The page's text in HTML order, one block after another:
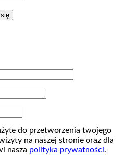
do przetworzenia twojego
na naszej stronie oraz dla
nasza polityka prywatności.